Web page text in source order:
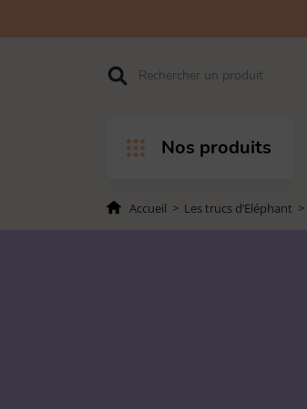
Rechercher
Nos produits
Accueil > Les trucs d’Eléphant >